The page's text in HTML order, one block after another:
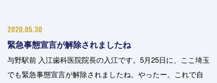
2020.05.30
緊急事態宣言が解除されましたね
与野駅前 入江歯科医院院長の入江です。5月25日に、ここ埼玉
でも緊急事態宣言が解除されましたね。やったー。これで自